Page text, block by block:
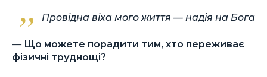
Провідна віха мого життя — надія на Бога
— Що можете порадити тим, хто переживає
фізичні труднощі?